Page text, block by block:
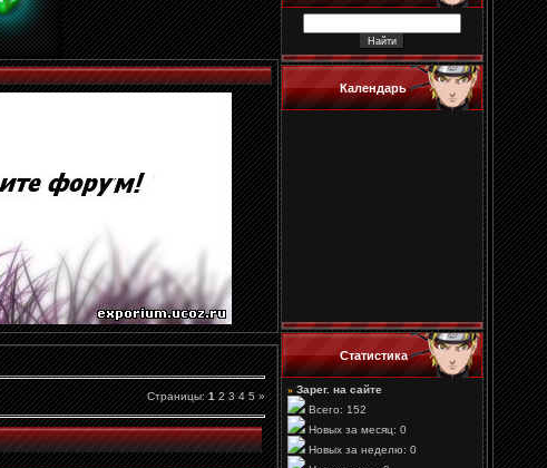
Страницы:1 2 3 4 5 »
Календарь
Статистика
» Зарег. на сайте
Всего: 152
Новых за месяц: 0
Новых за неделю: 0